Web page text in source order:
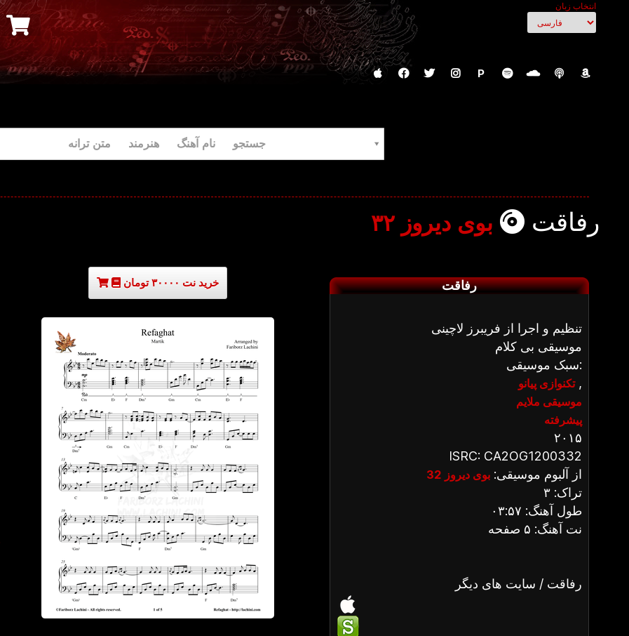
انتخاب زبان
P
جستجو نام آهنگ هنرمند متن ترانه
رفاقت بوی دیروز ۳۲
خرید نت ۳۰۰۰۰ تومان رفاقت
تنظیم و اجرا از فریبرز لاچینی
موسیقی بی کلام
سبک موسیقی:
تکنوازی پیانو,
موسیقی ملایم
پیشرفته
۲۰۱۵
ISRC: CA2OG1200332
از آلبوم موسیقی: بوی دیروز 32
تراک: ۳
طول آهنگ: ۰۳:۵۷
نت آهنگ: ۵ صفحه
رفاقت / سایت های دیگر